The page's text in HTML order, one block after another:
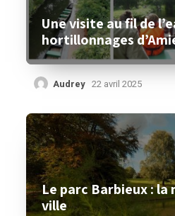
Une visite au fil de
hortillonnages
Audrey 22 avril 2025
Le parc Barbieux : la
ville